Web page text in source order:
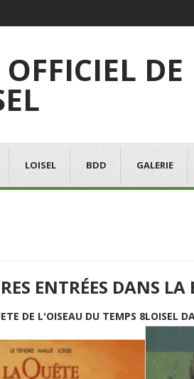
OFFICIEL DE
LOISEL BDD GALERIE
ENTRÉES DANS LA
DE L'OISEAU DU TEMPS 8LOISEL